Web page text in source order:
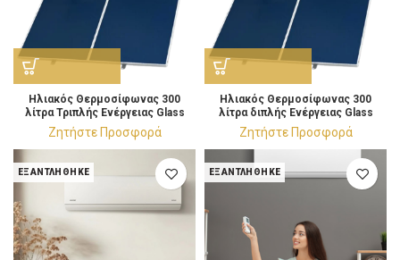
Ηλιακός Θερμοσίφωνας 300
λίτρα Τριπλής Ενέργειας Glass
Επιλεκτικός 4m²
Ζητήστε Προσφορά
Ηλιακός Θερμοσίφωνας 300
λίτρα διπλής Ενέργειας Glass
Επιλεκτικός 4m²
Ζητήστε Προσφορά
ΕΞΑΝΤΛΉΘΗΚΕ ΕΞΑΝΤΛΉΘΗΚΕ